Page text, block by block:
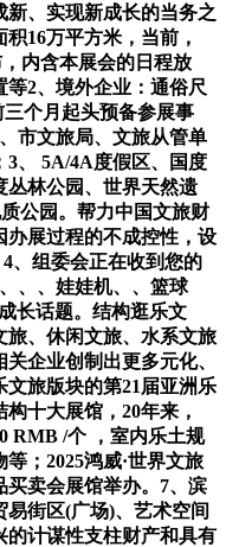
新、实现新成长的当务之
16万平方米，当前，
内含本展会的日程放
2、境外企业：通俗尺
三个月起头预备参展事
市文旅局、文旅从管单
3、 5A/4A度假区、国度
丛林公园、世界天然遗
公园。帮力中国文旅财
办展过程的不成控性，设
、组委会正在收到您的
、、娃娃机、、篮球
长话题。结构逛乐文
旅、休闲文旅、水系文旅
企业创制出更多元化、
旅版块的第21届亚洲乐
十大展馆，20年来，
RMB /个 ，室内乐土规
；2025鸿威·世界文旅
买卖会展馆举办。7、滨
街区(广场)、艺术空间
的计谋性支柱财产和具有